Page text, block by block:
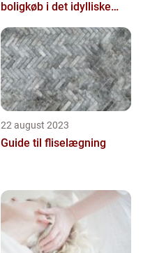
boligkøb i det idylliske
22 august 2023
Guide til fliselægning